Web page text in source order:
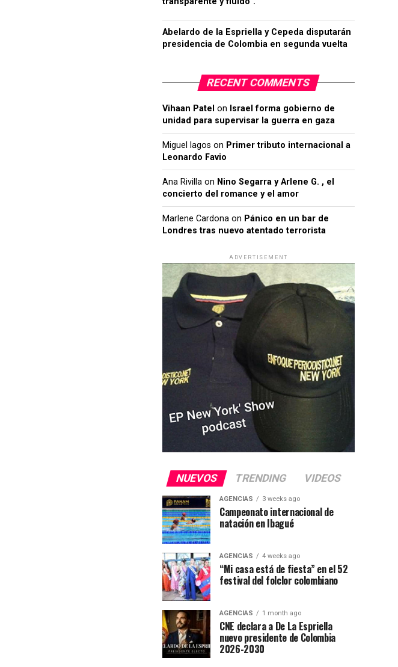
Abelardo de la Espriella y Cepeda disputarán
presidencia de Colombia en segunda vuelta
RECENT COMMENTS
Vihaan Patel on Israel forma gobierno de
unidad para supervisar la guerra en gaza
Miguel lagos on Primer tributo internacional a
Leonardo Favio
Ana Rivilla on Nino Segarra y Arlene G. , el
concierto del romance y el amor
Marlene Cardona on Pánico en un bar de
Londres tras nuevo atentado terrorista
ADVERTISEMENT
NUEVOS TRENDING VIDEOS
AGENCIAS 3 weeks ago
Campeonato internacional de
natación en Ibagué
AGENCIAS 4 weeks ago
“Mi casa está de fiesta” en el 52
festival del folclor colombiano
AGENCIAS 1 month ago
CNE declara a De La Espriella
nuevo presidente de Colombia
2026-2030